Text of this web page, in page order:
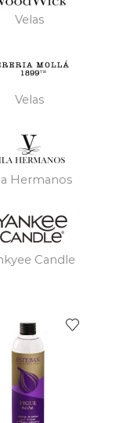
Velas
Velas
Hermanos
Candle